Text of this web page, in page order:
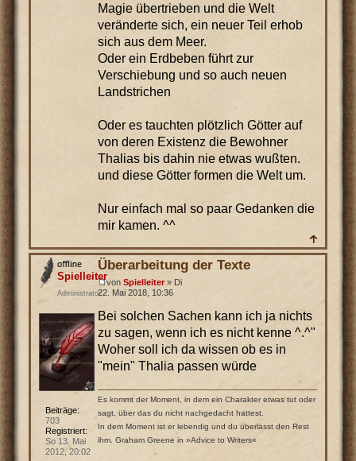
Magie übertrieben und die Welt
veränderte sich, ein neuer Teil erhob
sich aus dem Meer.
Oder ein Erdbeben führt zur
Verschiebung und so auch neuen
Landstrichen
Oder es tauchten plötzlich Götter auf
von deren Existenz die Bewohner
Thalias bis dahin nie etwas wußten.
und diese Götter formen die Welt um.
Nur einfach mal so paar Gedanken die
mir kamen. ^^
Überarbeitung der Texte
von Spielleiter» Di
22. Mai 2018, 10:36
Bei solchen Sachen kann ich ja nichts
zu sagen, wenn ich es nicht kenne ^.^"
Woher soll ich da wissen ob es in
"mein" Thalia passen würde
Es kommt der Moment, in dem ein Charakter etwas tut oder
sagt, über das du nicht nachgedacht hattest.
In dem Moment ist er lebendig und du überlässt den Rest
ihm. Graham Greene in »Advice to Writers«
Spielleiter
Administrator
Beiträge:
703
Registriert:
So 13. Mai
2012, 20:02